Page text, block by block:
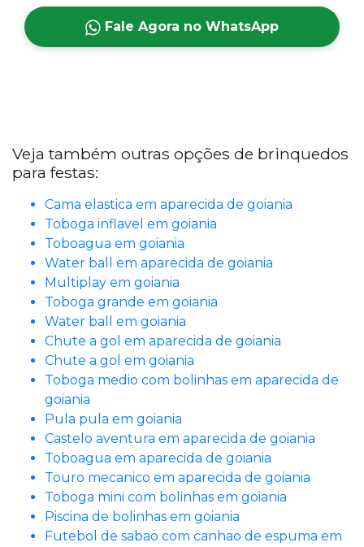
Fale Agora no WhatsApp
Veja também outras opções de brinquedos
para festas:
Cama elastica em aparecida de goiania
Toboga inflavel em goiania
Toboagua em goiania
Water ball em aparecida de goiania
Multiplay em goiania
Toboga grande em goiania
Water ball em goiania
Chute a gol em aparecida de goiania
Chute a gol em goiania
Toboga medio com bolinhas em aparecida de
goiania
Pula pula em goiania
Castelo aventura em aparecida de goiania
Toboagua em aparecida de goiania
Touro mecanico em aparecida de goiania
Toboga mini com bolinhas em goiania
Piscina de bolinhas em goiania
Futebol de sabao com canhao de espuma em